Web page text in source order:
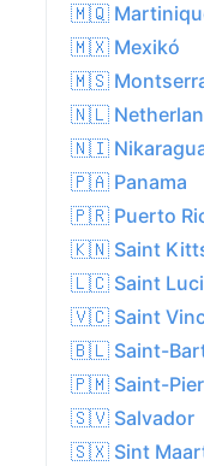
🇲🇶
🇲🇽 Mexikó
🇲🇸
🇳🇱
🇳🇮
🇵🇦 Panama
🇵🇷 Puerto
🇰🇳 Saint
🇱🇨 Saint
🇻🇨 Saint
🇧🇱 Saint-
🇵🇲 Saint-
🇸🇻 Salvador
🇸🇽 Sint